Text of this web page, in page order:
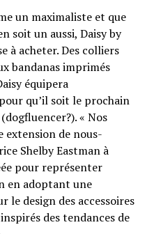
un maximaliste et que
soit un aussi, Daisy by
à acheter. Des colliers
bandanas imprimés
équipera
qu’il soit le prochain
« Nos
extension de nous-
Shelby Eastman à
pour représenter
en adoptant une
le design des accessoires
des tendances de